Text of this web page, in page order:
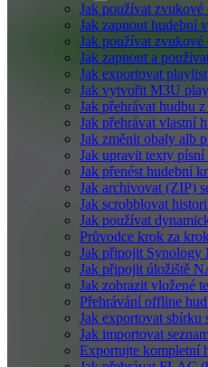
Jak používat zvukové
Jak zapnout hudební
Jak používat zvukové
Jak zapnout a
Jak exportovat
Jak vytvořit M3U
Jak přehrávat hudbu
Jak přehrávat vlastní
Jak změnit obaly alb
Jak upravit texty
Jak přenést hudební
Jak archivovat (ZIP)
Jak scrobblovat
Jak používat
Průvodce krok za
Jak připojit Synology
Jak připojit úložiště
Jak zobrazit vložené
Přehrávání offline
Jak exportovat
Jak importovat
Exportujte kompletní